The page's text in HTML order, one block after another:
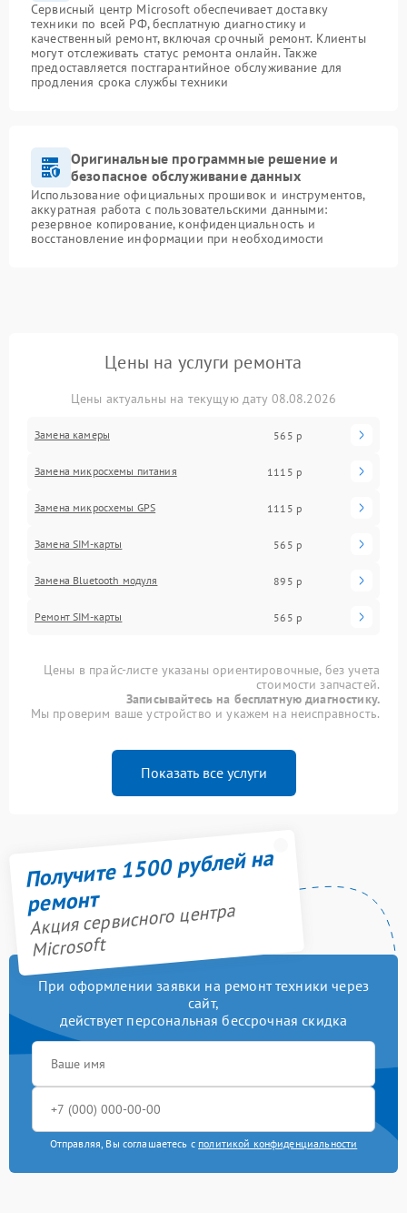
Сервисный центр Microsoft обеспечивает доставку
техники по всей РФ, бесплатную диагностику и
качественный ремонт, включая срочный ремонт. Клиенты
могут отслеживать статус ремонта онлайн. Также
предоставляется постгарантийное обслуживание для
продления срока службы техники
Оригинальные программные решение и
безопасное обслуживание данных
Использование официальных прошивок и инструментов,
аккуратная работа с пользовательскими данными:
резервное копирование, конфиденциальность и
восстановление информации при необходимости
Цены на услуги ремонта
Цены актуальны на текущую дату 08.08.2026
Замена камеры 565 р
Замена микросхемы питания 1115 р
Замена микросхемы GPS 1115 р
Замена SIM-карты 565 р
Замена Bluetooth модуля 895 р
Ремонт SIM-карты 565 р
Цены в прайс-листе указаны ориентировочные, без учета
стоимости запчастей.
Записывайтесь на бесплатную диагностику.
Мы проверим ваше устройство и укажем на неисправность.
Показать все услуги
Получите 1500 рублей на
ремонт
Акция сервисного центра
Microsoft
При оформлении заявки на ремонт техники через
сайт,
действует персональная бессрочная скидка
Отправляя, Вы соглашаетесь с политикой конфиденциальности